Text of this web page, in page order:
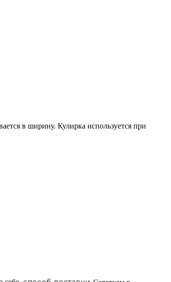
в ширину. Кулирка используется при